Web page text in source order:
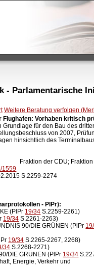
- Parlamentarische
Weitere Beratung verfolgen
Flughafen: Vorhaben kritisch
Grundlage für den Bau des
von 2007,
hinsichtlich des
Fraktion der
1559
S.2259-2274
- PlPr):
(PlPr
19/34 S.2259-2261)
19/34 S.2261-2263)
90/DIE GRÜNEN (PlPr
19/34 S.2265-2267, 2268)
34 S.2268-2271)
90/DIE GRÜNEN (PlPr
19/34
Energie, Verkehr und